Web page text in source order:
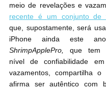
meio de revelações e
recente é um conjunto de
que, supostamente, será
iPhone ainda este
ShrimpApplePro, que tem
nível de confiabilidade
vazamentos, compartilha
afirma ser autêntico com